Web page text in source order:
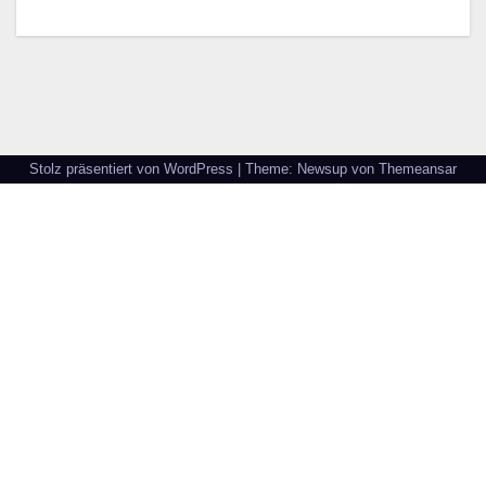
Stolz präsentiert von WordPress Theme: Newsup von Themeansar